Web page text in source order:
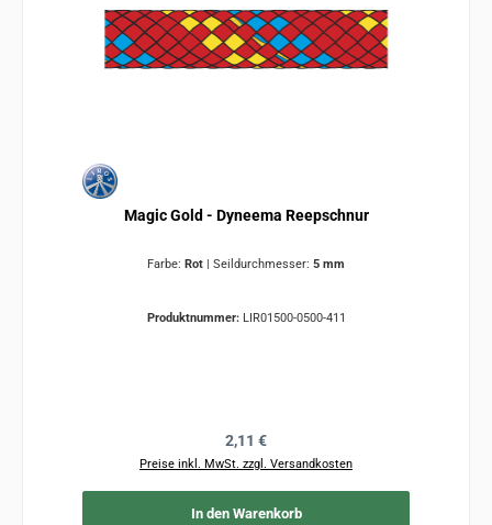
Magic Gold - Dyneema Reepschnur
Farbe: Rot | Seildurchmesser: 5 mm
Produktnummer: LIR01500-0500-411
Regulärer Preis:
2,11 €
Preise inkl. MwSt. zzgl. Versandkosten
In den Warenkorb